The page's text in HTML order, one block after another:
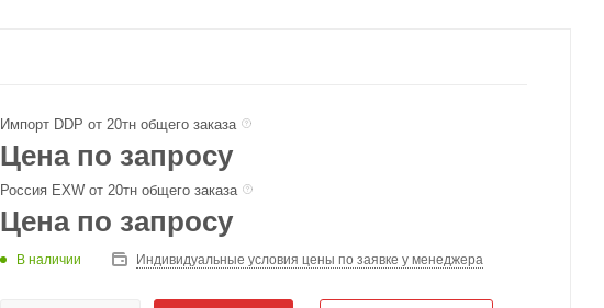
Импорт DDP от 20тн общего заказа
Цена по запросу
Россия EXW от 20тн общего заказа
Цена по запросу
В наличии Индивидуальные условия цены по заявке у менеджера